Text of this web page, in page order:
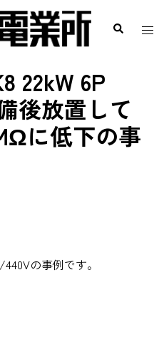
22kW 6P
後放置して
に低下の事
の事例です。